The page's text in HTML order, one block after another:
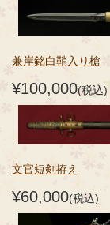
兼岸銘白鞘入り槍
¥100,000(税込)
文官短剣拵え
¥60,000(税込)